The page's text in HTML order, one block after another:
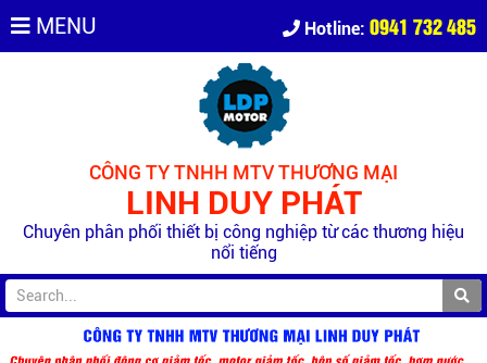
MENU Hotline: 0941 732 485
CÔNG TY TNHH MTV THƯƠNG MẠI
LINH DUY PHÁT
Chuyên phân phối thiết bị công nghiệp từ các thương hiệu
nổi tiếng